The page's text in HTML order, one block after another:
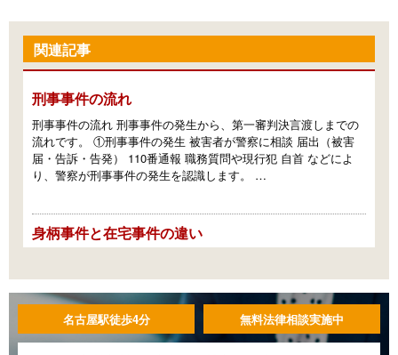
関連記事
刑事事件の流れ
刑事事件の流れ 刑事事件の発生から、第一審判決言渡しまでの
流れです。 ①刑事事件の発生 被害者が警察に相談 届出（被害
届・告訴・告発） 110番通報 職務質問や現行犯 自首 などによ
り、警察が刑事事件の発生を認識します。 …
身柄事件と在宅事件の違い
方、在宅事件は、被疑者・被告人の身体を拘束せず、捜査や裁
判が進められる事件をいいます。 身柄事件と在宅 …
名古屋駅徒歩4分 無料法律相談実施中